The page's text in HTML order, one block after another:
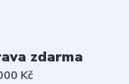
zdarma
Kč